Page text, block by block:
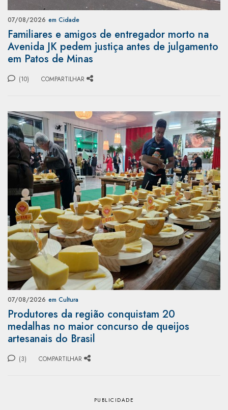
07/08/2026 em Cidade
Familiares e amigos de entregador morto na
Avenida JK pedem justiça antes de julgamento
em Patos de Minas
(10) COMPARTILHAR
07/08/2026 em Cultura
Produtores da região conquistam 20
medalhas no maior concurso de queijos
artesanais do Brasil
(3) COMPARTILHAR